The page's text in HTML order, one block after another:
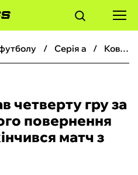
серія а Коваленко зіграв четверту гру за Емполі після свого повернення до клубу: як закінчився матч з Торіно
четверту гру за
повернення
матч з